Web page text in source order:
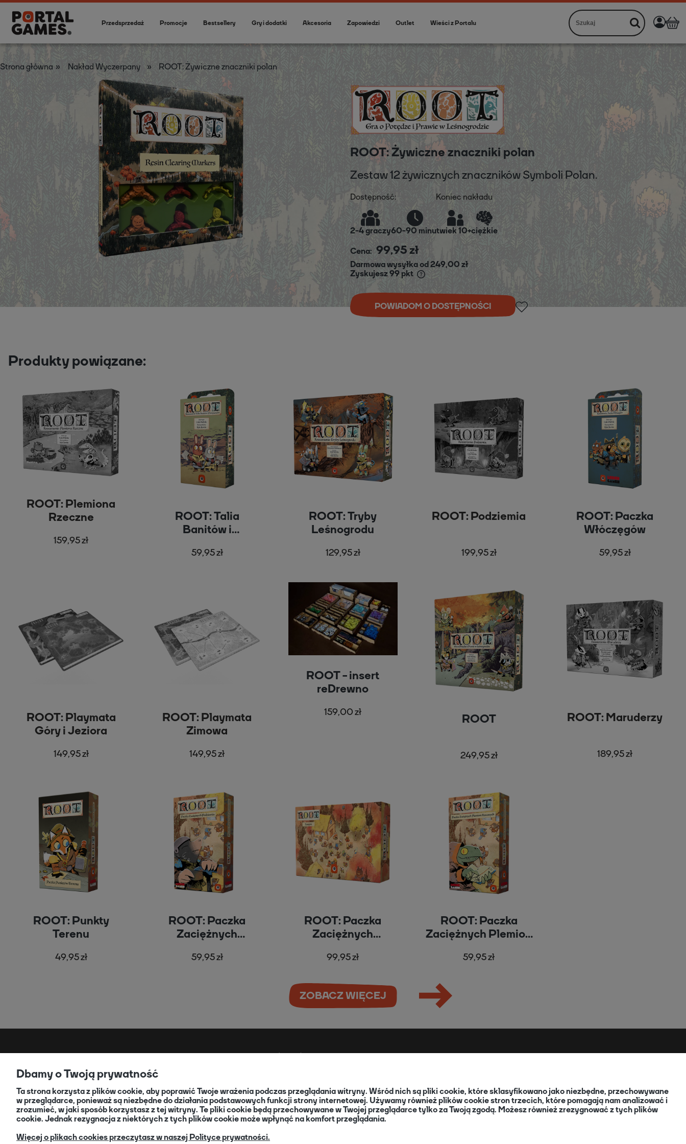
Przedsprzedaż Promocje Bestsellery Gry i dodatki Akcesoria Zapowiedzi Outlet Wieści z Portalu
Strona główna » Nakład Wyczerpany » ROOT: Żywiczne znaczniki polan
ROOT: Żywiczne znaczniki polan
Zestaw 12 żywicznych znaczników Symboli Polan.
Dostępność: Koniec nakładu
2-4graczy60-90 minutwiek 10+ciężkie
Cena: 99,95 zł
Darmowa wysyłka od 249,00 zł
Zyskujesz99pkt
POWIADOM O DOSTĘPNOŚCI
Produkty powiązane:
ROOT: Plemiona
Rzeczne
159,95 zł
ROOT: Talia
Banitów i
59,95 zł
ROOT: Tryby
Leśnogrodu
129,95 zł
ROOT: Podziemia
199,95 zł
ROOT: Paczka
Włóczęgów
59,95 zł
ROOT: Playmata
Góry i Jeziora
149,95 zł
ROOT: Playmata
Zimowa
149,95 zł
ROOT - insert
reDrewno
159,00 zł ROOT
249,95 zł
ROOT: Maruderzy
189,95 zł
ROOT: Punkty
Terenu
49,95 zł
ROOT: Paczka
Zaciężnych
59,95 zł
ROOT: Paczka
Zaciężnych
99,95 zł
ROOT: Paczka
Zaciężnych Plemion
59,95 zł
ZOBACZ WIĘCEJ
Akcja Druk - Informacje
Regulamin - Kody rabatowe
Regulamin konta
Polityka prywatności
Regulamin sklepu
Formy dostawy
Zwroty i reklamacje
Jak działają kody rabatowe?
Akcja Dodruk - O programie
O nas
Informacja dla Klubów
Blog
Dbamy o Twoją prywatność
Ta strona korzysta z plików cookie, aby poprawić Twoje wrażenia podczas przeglądania witryny. Wśród nich są pliki cookie, które sklasyfikowano jako niezbędne, przechowywane
w przeglądarce, ponieważ są niezbędne do działania podstawowych funkcji strony internetowej. Używamy również plików cookie stron trzecich, które pomagają nam analizować i
zrozumieć, w jaki sposób korzystasz z tej witryny. Te pliki cookie będą przechowywane w Twojej przeglądarce tylko za Twoją zgodą. Możesz również zrezygnować z tych plików
cookie. Jednak rezygnacja z niektórych z tych plików cookie może wpłynąć na komfort przeglądania.
Więcej o plikach cookies przeczytasz w naszej Polityce prywatności.